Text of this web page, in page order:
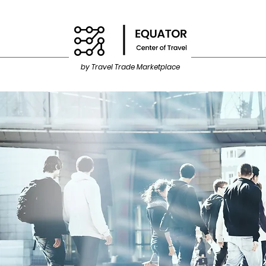
by Travel Trade Marketplace